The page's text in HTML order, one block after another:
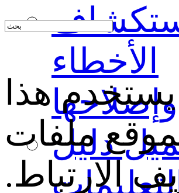
الأخطاء
وإصلاحها
دليل
يستخدم هذا
ملفات
الارتباط.